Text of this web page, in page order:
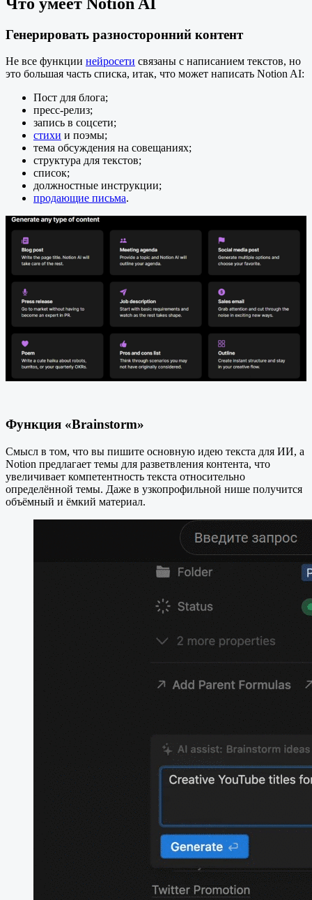
Генерировать разносторонний контент
Не все функции нейросети связаны с написанием текстов, но
это большая часть списка, итак, что может написать Notion AI:
Пост для блога;
пресс-релиз;
запись в соцсети;
стихи и поэмы;
тема обсуждения на совещаниях;
структура для текстов;
список;
должностные инструкции;
продающие письма.
Функция «Brainstorm»
Смысл в том, что вы пишите основную идею текста для ИИ, а
Notion предлагает темы для разветвления контента, что
увеличивает компетентность текста относительно
определённой темы. Даже в узкопрофильной нише получится
объёмный и ёмкий материал.